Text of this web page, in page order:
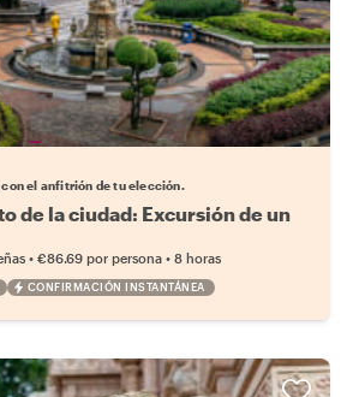
tu local favorito
el anfitrión de tu elección.
de la ciudad: Excursión de un
• €86.69 por persona • 8 horas
CONFIRMACIÓN INSTANTÁNEA